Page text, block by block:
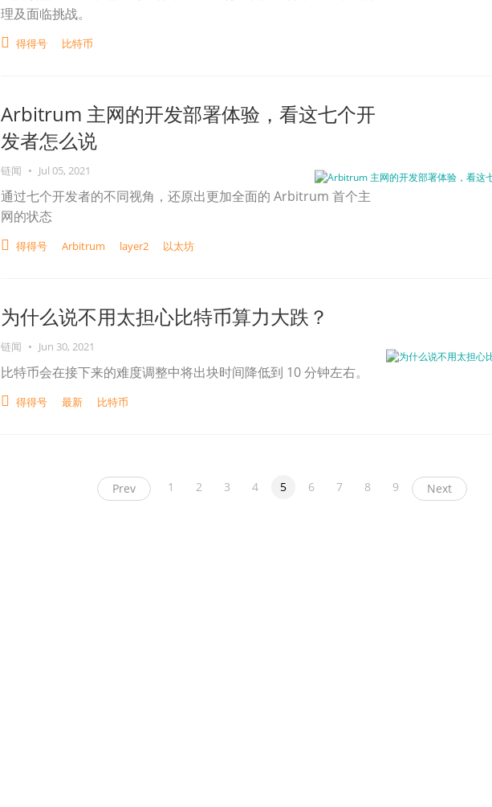
理及面临挑战。
得得号 比特币
Arbitrum 主网的开发部署体验，看这七个开
发者怎么说
链闻 • Jul 05, 2021
通过七个开发者的不同视角，还原出更加全面的 Arbitrum 首个主
网的状态
得得号 Arbitrum layer2 以太坊
为什么说不用太担心比特币算力大跌？
链闻 • Jun 30, 2021
比特币会在接下来的难度调整中将出块时间降低到 10 分钟左右。
得得号 最新 比特币
Prev 1 2 3 4 5 6 7 8 9 Next